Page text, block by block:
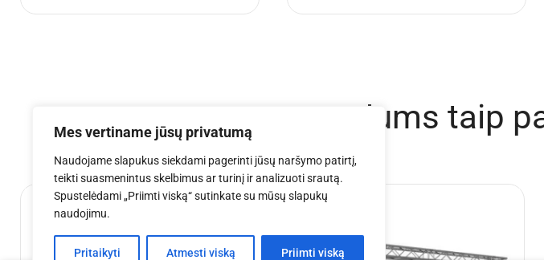
Mes vertiname jūsų privatumą
Naudojame slapukus siekdami pagerinti jūsų naršymo patirtį,
teikti suasmenintus skelbimus ar turinį ir analizuoti srautą.
Spustelėdami „Priimti viską“ sutinkate su mūsų slapukų
naudojimu.
Pritaikyti Atmesti viską Priimti viską
Jums taip